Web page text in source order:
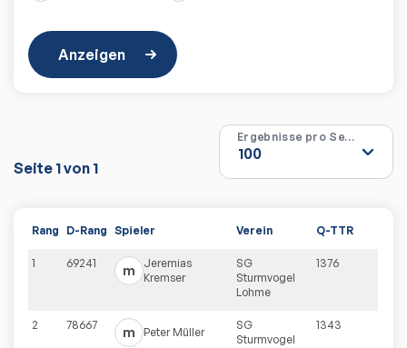
Anzeigen
Seite 1von 1
Ergebnisse pro Seite
Rang D-Rang Spieler Verein Q-TTR
1 69241 m
Jeremias
Kremser
SG
Sturmvogel
Lohme
1376
2 78667 m Peter Müller
SG
Sturmvogel
1343